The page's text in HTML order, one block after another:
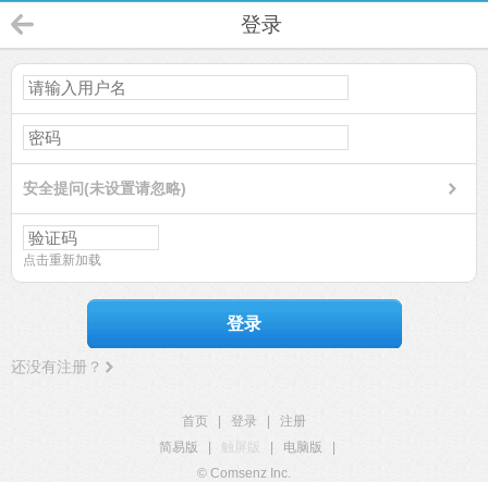
登录
安全提问(未设置请忽略)
点击重新加载
登录
还没有注册？
首页 登录
注册
简易版
触屏版 电脑版
© Comsenz Inc.